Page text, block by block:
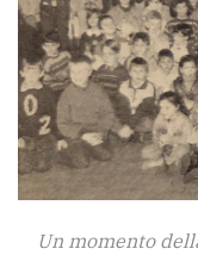
Un momento